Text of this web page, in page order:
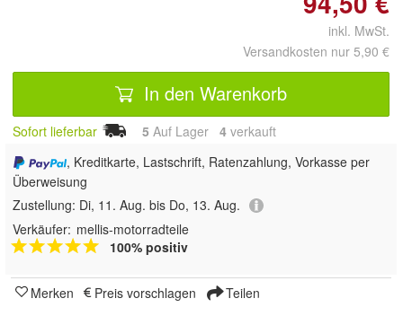
inkl. MwSt.
Versandkosten nur 5,90 €
In den Warenkorb
Sofort lieferbar 5 Auf Lager 4 verkauft
, Kreditkarte, Lastschrift, Ratenzahlung, Vorkasse per
Überweisung
Zustellung: Di, 11. Aug. bis Do, 13. Aug.
Verkäufer: mellis-motorradteile
100% positiv
Merken Preis vorschlagen Teilen